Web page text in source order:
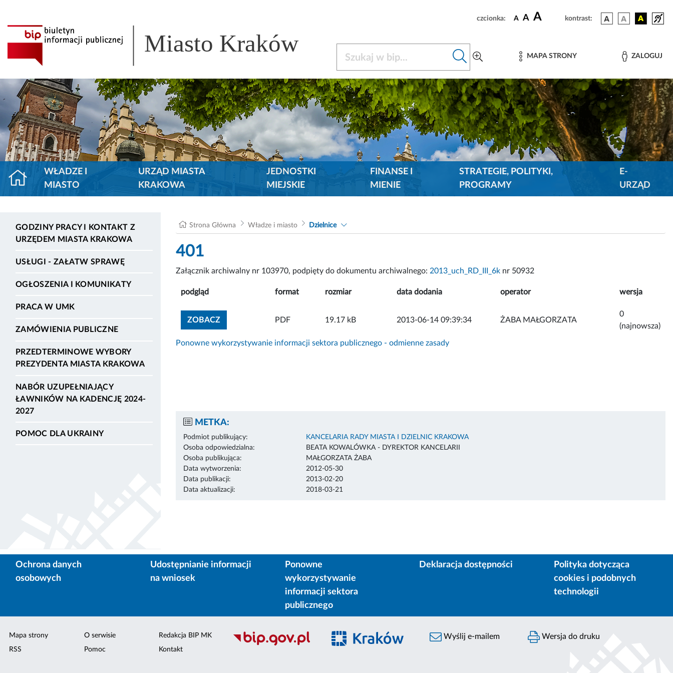
czcionka: A A A kontrast:
Miasto Kraków MAPA STRONY ZALOGUJ
WŁADZE I
MIASTO
URZĄD MIASTA
KRAKOWA
JEDNOSTKI
MIEJSKIE
FINANSE I
MIENIE
STRATEGIE, POLITYKI,
PROGRAMY
E-
URZĄD
GODZINY PRACY I KONTAKT Z
URZĘDEM MIASTA KRAKOWA
USŁUGI - ZAŁATW SPRAWĘ
OGŁOSZENIA I KOMUNIKATY
PRACA W UMK
ZAMÓWIENIA PUBLICZNE
PRZEDTERMINOWE WYBORY
PREZYDENTA MIASTA KRAKOWA
NABÓR UZUPEŁNIAJĄCY
ŁAWNIKÓW NA KADENCJĘ 2024-
2027
POMOC DLA UKRAINY
Strona Główna Władze i miasto Dzielnice
401
Załącznik archiwalny nr 103970, podpięty do dokumentu archiwalnego: 2013_uch_RD_III_6k nr 50932
podgląd format rozmiar data dodania operator wersja
ZOBACZZOBACZ ZAŁĄCZNIK
PDF 19.17 kB 2013-06-14 09:39:34 ŻABA MAŁGORZATA
0
(najnowsza)
Ponowne wykorzystywanie informacji sektora publicznego - odmienne zasady
METKA:
Podmiot publikujący:
KANCELARIA RADY MIASTA I DZIELNIC KRAKOWA
Osoba odpowiedzialna:
BEATA KOWALÓWKA - DYREKTOR KANCELARII
Osoba publikująca:
MAŁGORZATA ŻABA
Data wytworzenia:
2012-05-30
Data publikacji:
2013-02-20
Data aktualizacji:
2018-03-21
Ochrona danych
osobowych
Udostępnianie informacji
na wniosek
Ponowne
wykorzystywanie
informacji sektora
publicznego
Deklaracja dostępności
Polityka dotycząca
cookies i podobnych
technologii
Mapa strony
RSS
O serwisie
Pomoc
Redakcja BIP MK
Kontakt
Wyślij e-mailem Wersja do druku